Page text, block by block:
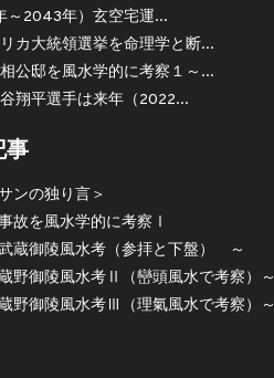
～2043年）玄空宅運...
カ大統領選挙を命理学と断...
公邸を風水学的に考察１～...
翔平選手は来年（2022...
事
ンの独り言＞
故を風水学的に考察Ⅰ
蔵御陵風水考（参拝と下盤） ～
野御陵風水考Ⅱ（巒頭風水で考察）～
野御陵風水考Ⅲ（理氣風水で考察）～